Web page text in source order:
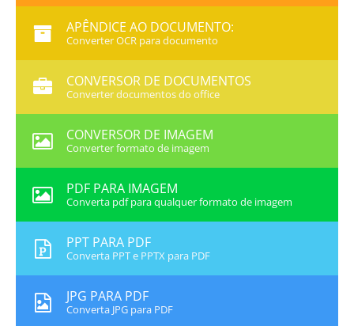
APÊNDICE AO DOCUMENTO:
Converter OCR para documento
CONVERSOR DE DOCUMENTOS
Converter documentos do office
CONVERSOR DE IMAGEM
Converter formato de imagem
PDF PARA IMAGEM
Converta pdf para qualquer formato de imagem
PPT PARA PDF
Converta PPT e PPTX para PDF
JPG PARA PDF
Converta JPG para PDF